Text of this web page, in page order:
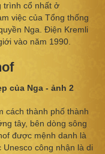
trình cổ nhất ở
việc của Tổng thống
Nga. Điện Kremli
vào năm 1990.
cách thành phố thành
tây, bên dòng sông
được mệnh danh là
Unesco công nhận là di